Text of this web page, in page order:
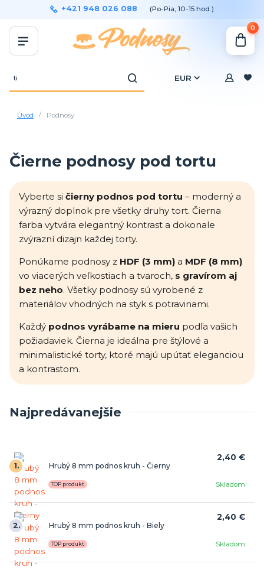
EUR
+421 948 026 088 (Po-Pia, 10-15 hod.)
0
Úvod Podnosy
Čierne podnosy pod tortu
Vyberte si čierny podnos pod tortu – moderný a
výrazný doplnok pre všetky druhy tort. Čierna
farba vytvára elegantný kontrast a dokonale
zvýrazní dizajn každej torty.
Ponúkame podnosy z HDF (3 mm) a MDF (8 mm)
vo viacerých veľkostiach a tvaroch, s gravírom aj
bez neho. Všetky podnosy sú vyrobené z
materiálov vhodných na styk s potravinami.
Každý podnos vyrábame na mieru podľa vašich
požiadaviek. Čierna je ideálna pre štýlové a
minimalistické torty, ktoré majú upútať eleganciou
a kontrastom.
Najpredávanejšie
1. Hrubý 8 mm podnos kruh - Čierny
Skladom
TOP produkt
2,40 €
2. Hrubý 8 mm podnos kruh - Biely
Skladom
TOP produkt
2,40 €